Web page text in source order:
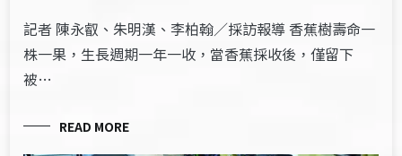
記者 陳永叡、朱明漢、李柏翰／採訪報導 香蕉樹壽命一
株一果，生長週期一年一收，當香蕉採收後，僅留下
被…
READ MORE